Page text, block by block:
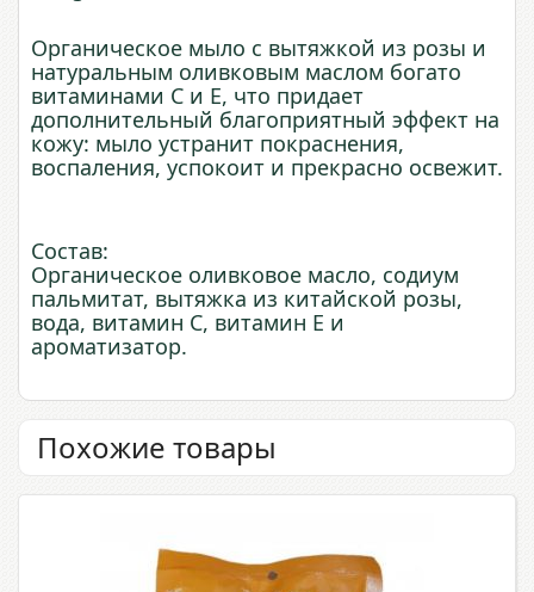
Органическое мыло с вытяжкой из розы и
натуральным оливковым маслом богато
витаминами С и Е, что придает
дополнительный благоприятный эффект на
кожу: мыло устранит покраснения,
воспаления, успокоит и прекрасно освежит.
Состав:
Органическое оливковое масло, содиум
пальмитат, вытяжка из китайской розы,
вода, витамин С, витамин Е и
ароматизатор.
Похожие товары